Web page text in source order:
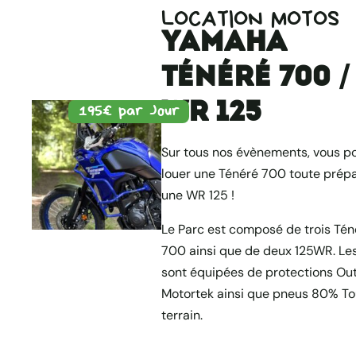
L’EXPÉDITION
MAROC, VERS
LE SABLE DU
SAHARA
195€ par Jour
LOCATION MOTOS
Yamaha
Ténéré 700 /
WR 125
Sur tous nos évènements, vous
louer une Ténéré 700 toute
une WR 125 !
Le Parc est composé de trois
700 ainsi que de deux 125WR.
sont équipées de protections
Motortek ainsi que pneus 80%
terrain.